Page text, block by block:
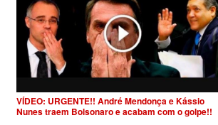
VÍDEO: URGENTE!! André Mendonça e Kássio
Nunes traem Bolsonaro e acabam com o golpe!!